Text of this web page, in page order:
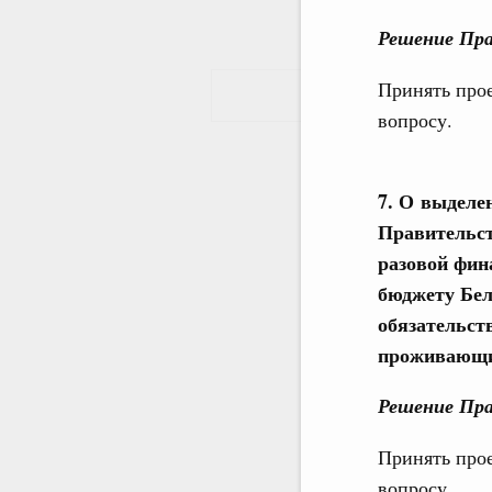
Решение
Принять
вопросу.
7. О
разовой
бюджету
Решение
Принять